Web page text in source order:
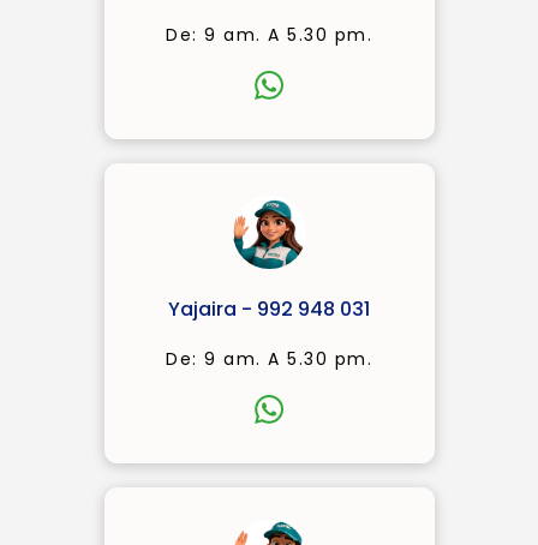
De: 9 am. A 5.30 pm.
Yajaira - 992 948 031
De: 9 am. A 5.30 pm.